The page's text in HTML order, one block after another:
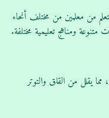
من معلمين من مختلف أنحاء
ومناهج تعليمية مختلفة.
يقلل من القلق والتوتر